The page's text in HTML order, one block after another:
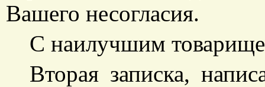
Вашего несогласия.
С наилучшим
Вторая записка,